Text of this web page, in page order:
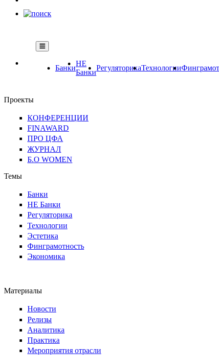
Банки
НЕ
Банки
РегуляторикаТехнологии
Проекты
КОНФЕРЕНЦИИ
FINAWARD
ПРО ЦФА
ЖУРНАЛ
Б.О WOMEN
Темы
Банки
НЕ Банки
Регуляторика
Технологии
Эстетика
Финграмотность
Экономика
Материалы
Новости
Релизы
Аналитика
Практика
Мероприятия отрасли